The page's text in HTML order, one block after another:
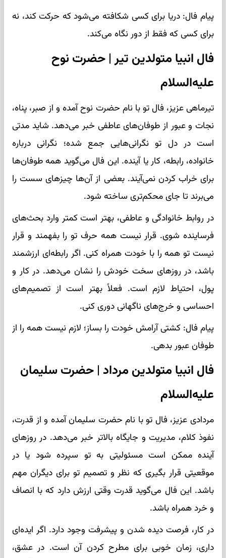
پیام فال: دریا برای کسی شکافته می‌شود که حرکت کند، نه
برای کسی که فقط از دور نگاه می‌کند.
فال انبیا متولدین تیر | حضرت نوح
علیه‌السلام
تیرماهی عزیز، فال تو با نام حضرت نوح آمده و از صبر، پناه،
نجات و عبور از طوفان‌های عاطفی خبر می‌دهد. شاید مدتی
است در دل تو نگرانی‌هایی جمع شده؛ نگرانی درباره
خانواده، رابطه، کار یا آینده. این فال می‌گوید همه طوفان‌ها
برای خراب کردن نمی‌آیند. بعضی از آن‌ها چیزهای سست را
می‌برند تا جای محکم‌تری ساخته شود.
در روابط خانوادگی و عاطفی، بهتر است کمتر وارد بحث‌های
فرساینده شوی. قرار نیست همه حرف تو را بفهمند و قرار
نیست تو همه را با خودت همراه کنی. اگر رابطه‌ای ارزشمند
باشد، در روزهای سخت خودش را نشان می‌دهد. در کار و
پول، احتیاط لازم است. فعلاً بهتر است از تصمیم‌های
احساسی و خرج‌های ناگهانی دوری کنی.
پیام فال: کشتی آرامش خودت را بساز؛ لازم نیست همه را از
طوفان عبور بدهی.
فال انبیا متولدین مرداد | حضرت سلیمان
علیه‌السلام
مردادی عزیز، فال تو با نام حضرت سلیمان آمده و از قدرت،
نفوذ کلام، مدیریت و جایگاه بالاتر خبر می‌دهد. در روزهای
آینده ممکن است مسئولیتی به تو سپرده شود یا در
موقعیتی قرار بگیری که نظر و تصمیم تو برای دیگران مهم
باشد. این فال می‌گوید قدرت وقتی ارزش دارد که با انصاف
و خرد همراه باشد.
در کار، فرصت دیده شدن و پیشرفت وجود دارد. اگر ایده‌ای
داری، زمان خوبی برای مطرح کردن آن است. در عشق،